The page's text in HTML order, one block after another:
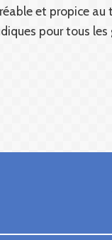
et propice
pour tous les